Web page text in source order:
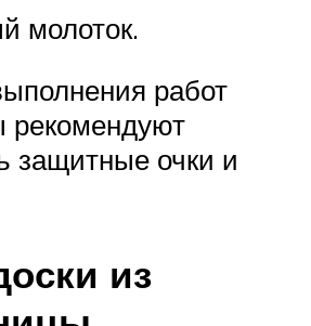
молоток.
работ
рекомендуют
защитные очки и
из